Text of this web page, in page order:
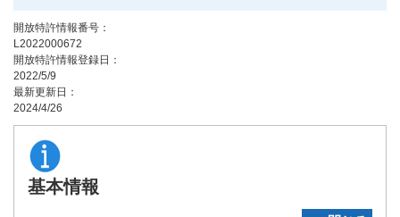
開放特許情報番号：
L2022000672
開放特許情報登録日：
2022/5/9
最新更新日：
2024/4/26
基本情報